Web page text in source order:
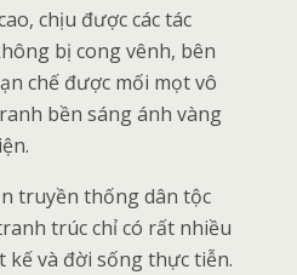
chịu được các tác
bị cong vênh, bên
chế được mối mọt vô
bền sáng ánh vàng
truyền thống dân tộc
trúc chỉ có rất nhiều
và đời sống thực tiễn.